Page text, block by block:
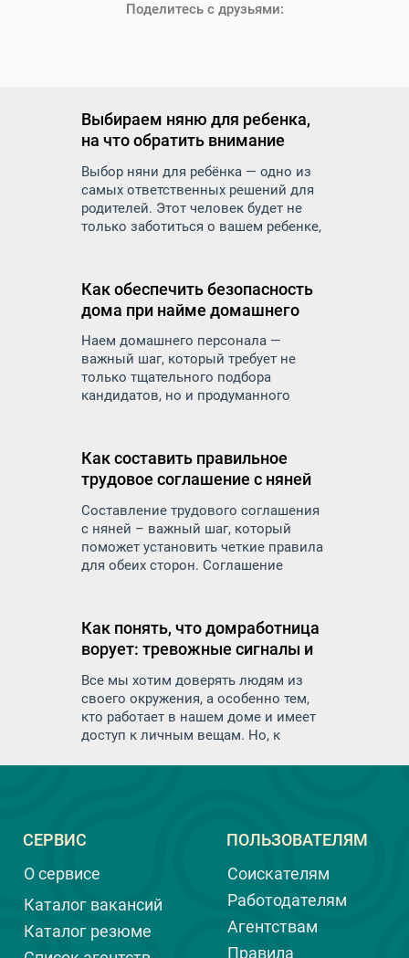
Поделитесь с друзьями:
Выбираем няню для ребенка,
на что обратить внимание
Выбор няни для ребёнка — одно из
самых ответственных решений для
родителей. Этот человек будет не
только заботиться о вашем ребенке,
эмоциональное состояние. Как же
правильно подойти к подбору няни и
на что обратить внимание, чтобы
найти надежного и
квалифицированного специалиста.
Как обеспечить безопасность
дома при найме домашнего
персонала
Наем домашнего персонала —
важный шаг, который требует не
только тщательного подбора
кандидатов, но и продуманного
няни, домработницы, сиделки,
повара — и вы доверяете им самое
ценное: детей, пожилых родителей,
личные вещи и пространство.
Как составить правильное
трудовое соглашение с няней
Составление трудового соглашения
с няней – важный шаг, который
поможет установить четкие правила
для обеих сторон. Соглашение
минимизирует риск недоразумений
и конфликтов в будущем
Как понять, что домработница
ворует: тревожные сигналы и
меры предосторожности
Все мы хотим доверять людям из
своего окружения, а особенно тем,
кто работает в нашем доме и имеет
доступ к личным вещам. Но, к
которую многие предпочитают не
быть осведомленным и уметь
распознавать тревожные сигналы,
чтобы вовремя принять меры, а ещё
лучше, предотвратить воровство.
СЕРВИС
О сервисе
Каталог вакансий
Каталог резюме
ПОЛЬЗОВАТЕЛЯМ
Соискателям
Работодателям
Агентствам
Правила